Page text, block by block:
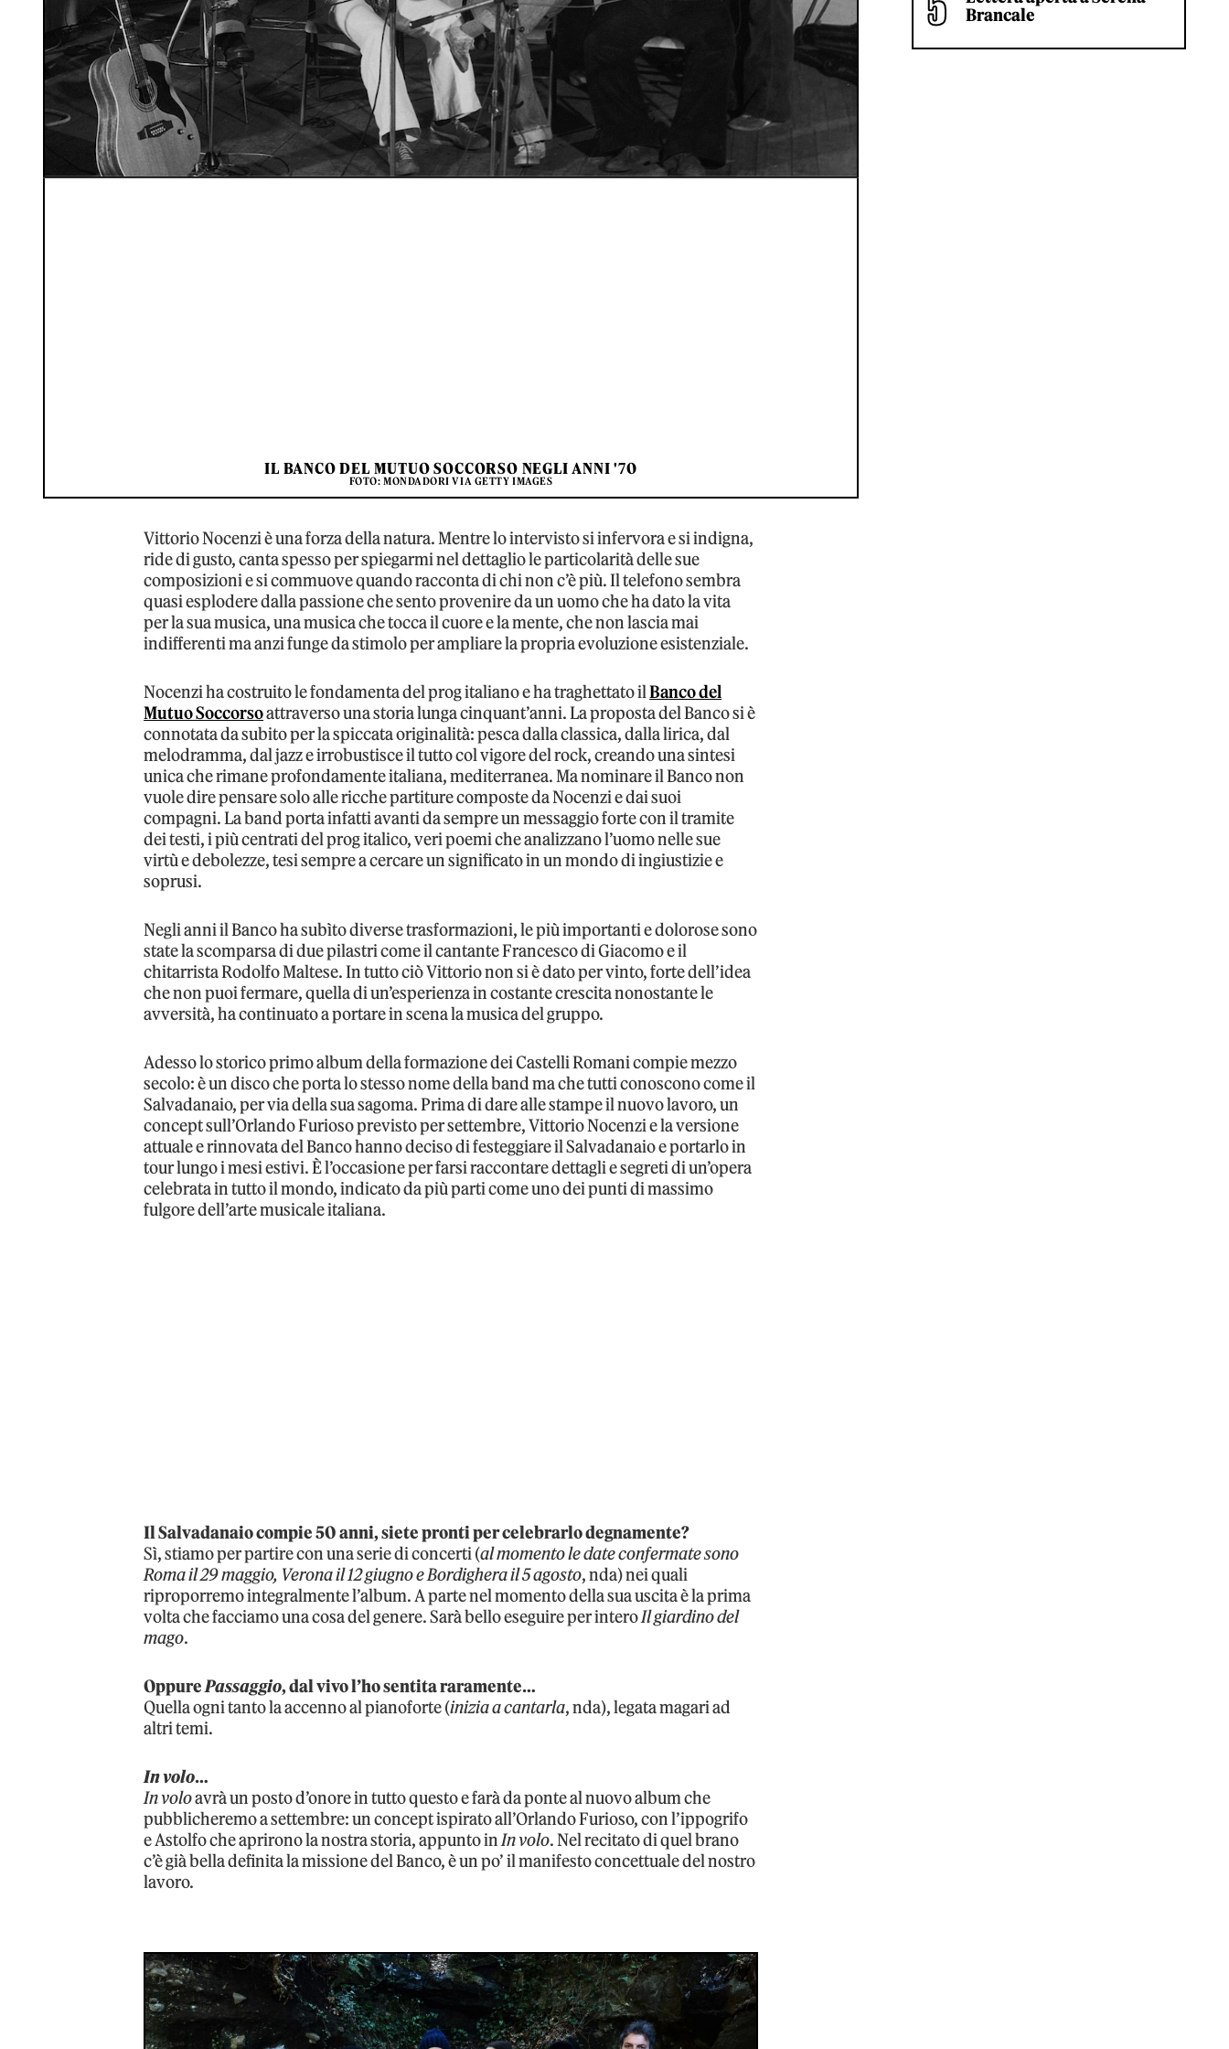
IL BANCO DEL MUTUO SOCCORSO NEGLI ANNI '70
FOTO: MONDADORI VIA GETTY IMAGES
Vittorio Nocenzi è una forza della natura. Mentre lo intervisto si infervora e si indigna,
ride di gusto, canta spesso per spiegarmi nel dettaglio le particolarità delle sue
composizioni e si commuove quando racconta di chi non c’è più. Il telefono sembra
quasi esplodere dalla passione che sento provenire da un uomo che ha dato la vita
per la sua musica, una musica che tocca il cuore e la mente, che non lascia mai
indifferenti ma anzi funge da stimolo per ampliare la propria evoluzione esistenziale.
Nocenzi ha costruito le fondamenta del prog italiano e ha traghettato ilBanco del
Mutuo Soccorsoattraverso una storia lunga cinquant’anni. La proposta del Banco si è
connotata da subito per la spiccata originalità: pesca dalla classica, dalla lirica, dal
melodramma, dal jazz e irrobustisce il tutto col vigore del rock, creando una sintesi
unica che rimane profondamente italiana, mediterranea. Ma nominare il Banco non
vuole dire pensare solo alle ricche partiture composte da Nocenzi e dai suoi
compagni. La band porta infatti avanti da sempre un messaggio forte con il tramite
dei testi, i più centrati del prog italico, veri poemi che analizzano l’uomo nelle sue
virtù e debolezze, tesi sempre a cercare un significato in un mondo di ingiustizie e
soprusi.
Negli anni il Banco ha subìto diverse trasformazioni, le più importanti e dolorose sono
state la scomparsa di due pilastri come il cantante Francesco di Giacomo e il
chitarrista Rodolfo Maltese. In tutto ciò Vittorio non si è dato per vinto, forte dell’idea
che non puoi fermare, quella di un’esperienza in costante crescita nonostante le
avversità, ha continuato a portare in scena la musica del gruppo.
Adesso lo storico primo album della formazione dei Castelli Romani compie mezzo
secolo: è un disco che porta lo stesso nome della band ma che tutti conoscono come il
Salvadanaio, per via della sua sagoma. Prima di dare alle stampe il nuovo lavoro, un
concept sull’Orlando Furioso previsto per settembre, Vittorio Nocenzi e la versione
attuale e rinnovata del Banco hanno deciso di festeggiare il Salvadanaio e portarlo in
tour lungo i mesi estivi. È l’occasione per farsi raccontare dettagli e segreti di un’opera
celebrata in tutto il mondo, indicato da più parti come uno dei punti di massimo
fulgore dell’arte musicale italiana.
Il Salvadanaio compie 50 anni, siete pronti per celebrarlo degnamente?
Sì, stiamo per partire con una serie di concerti (al momento le date confermate sono
Roma il 29 maggio, Verona il 12 giugno e Bordighera il 5 agosto, nda) nei quali
riproporremo integralmente l’album. A parte nel momento della sua uscita è la prima
volta che facciamo una cosa del genere. Sarà bello eseguire per interoIl giardino del
mago.
OppurePassaggio, dal vivo l’ho sentita raramente…
Quella ogni tanto la accenno al pianoforte (inizia a cantarla, nda), legata magari ad
altri temi.
In volo…
In voloavrà un posto d’onore in tutto questo e farà da ponte al nuovo album che
pubblicheremo a settembre: un concept ispirato all’Orlando Furioso, con l’ippogrifo
e Astolfo che aprirono la nostra storia, appunto inIn volo. Nel recitato di quel brano
c’è già bella definita la missione del Banco, è un po’ il manifesto concettuale del nostro
lavoro.
Brancale